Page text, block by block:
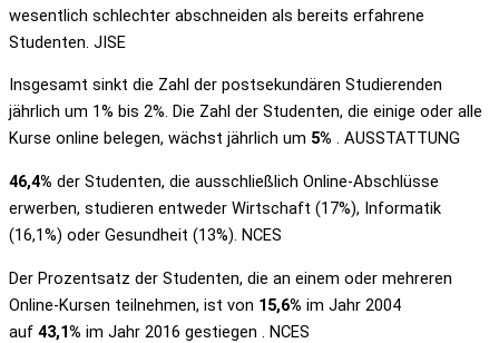
wesentlich schlechter abschneiden als bereits erfahrene
Studenten. JISE
Insgesamt sinkt die Zahl der postsekundären Studierenden
jährlich um 1% bis 2%. Die Zahl der Studenten, die einige oder alle
Kurse online belegen, wächst jährlich um 5% . AUSSTATTUNG
46,4% der Studenten, die ausschließlich Online-Abschlüsse
erwerben, studieren entweder Wirtschaft (17%), Informatik
(16,1%) oder Gesundheit (13%). NCES
Der Prozentsatz der Studenten, die an einem oder mehreren
Online-Kursen teilnehmen, ist von 15,6% im Jahr 2004
auf 43,1% im Jahr 2016 gestiegen . NCES